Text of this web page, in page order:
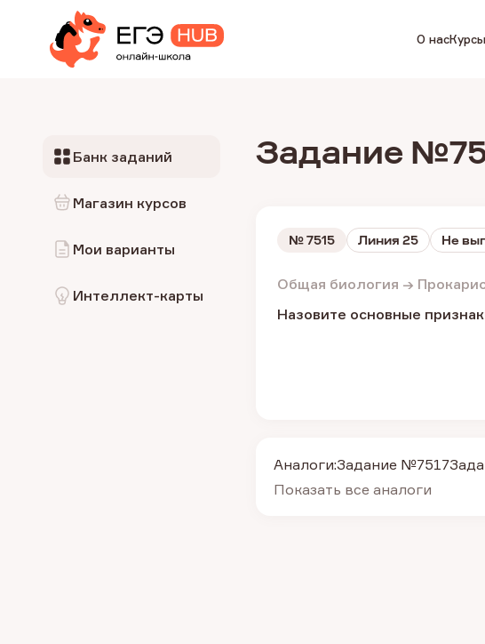
О насКурсы
Банк заданий
Магазин курсов
Мои варианты
Интеллект-карты
Задание
№7515 Линия 25 Не
Общая биология →
Назовите основные
Аналоги:Задание №7517
Показать все аналоги